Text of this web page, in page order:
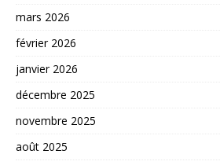
mars 2026
février 2026
janvier 2026
décembre 2025
novembre 2025
août 2025